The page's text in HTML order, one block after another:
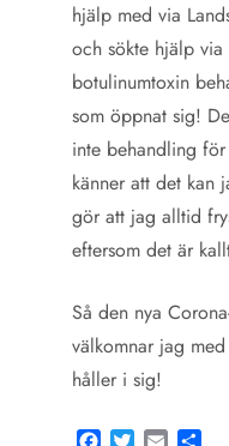
hjälp med via
och sökte hjälp via
botulinumtoxin
som öppnat sig!
inte behandling
känner att det kan
gör att jag alltid
eftersom det är
Så den nya
välkomnar jag
håller i sig!
Facebook
TwitterEmail